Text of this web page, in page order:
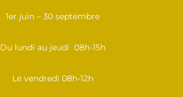
1er juin – 30 septembre
Du lundi au jeudi 08h-15h
Le vendredi 08h-12h